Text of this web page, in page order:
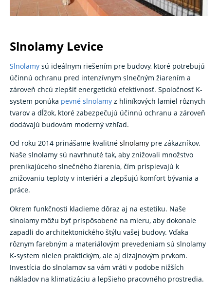
Slnolamy Levice
Slnolamy sú ideálnym riešením pre budovy, ktoré potrebujú
účinnú ochranu pred intenzívnym slnečným žiarením a
zároveň chcú zlepšiť energetickú efektívnosť. Spoločnosť K-
system ponúka pevné slnolamy z hliníkových lamiel rôznych
tvarov a dĺžok, ktoré zabezpečujú účinnú ochranu a zároveň
dodávajú budovám moderný vzhľad.
Od roku 2014 prinášame kvalitné slnolamy pre zákazníkov.
Naše slnolamy sú navrhnuté tak, aby znižovali množstvo
prenikajúceho slnečného žiarenia, čím prispievajú k
znižovaniu teploty v interiéri a zlepšujú komfort bývania a
práce.
Okrem funkčnosti kladieme dôraz aj na estetiku. Naše
slnolamy môžu byť prispôsobené na mieru, aby dokonale
zapadli do architektonického štýlu vašej budovy. Vďaka
rôznym farebným a materiálovým prevedeniam sú slnolamy
K-system nielen praktickým, ale aj dizajnovým prvkom.
Investícia do slnolamov sa vám vráti v podobe nižších
nákladov na klimatizáciu a lepšieho pracovného prostredia.